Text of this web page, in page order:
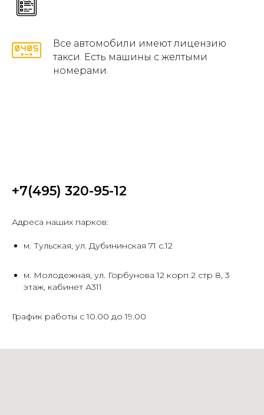
Все автомобили имеют лицензию
такси. Есть машины с желтыми
номерами.
+7(495) 320-95-12
Адреса наших парков:
м. Тульская, ул. Дубининская 71 с.12
м. Молодежная, ул. Горбунова 12 корп 2 стр 8, 3
этаж, кабинет А311
График работы с 10.00 до 19.00